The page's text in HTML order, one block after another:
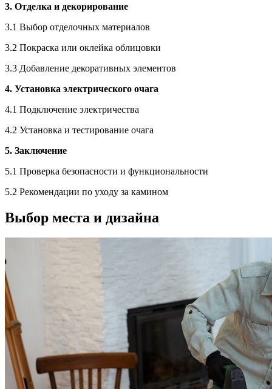
3. Отделка и декорирование
3.1 Выбор отделочных материалов
3.2 Покраска или оклейка облицовки
3.3 Добавление декоративных элементов
4. Установка электрического очага
4.1 Подключение электричества
4.2 Установка и тестирование очага
5. Заключение
5.1 Проверка безопасности и функциональности
5.2 Рекомендации по уходу за камином
Выбор места и дизайна